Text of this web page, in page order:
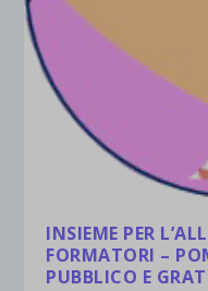
INSIEME PER
FORMATORI –
PUBBLICO E